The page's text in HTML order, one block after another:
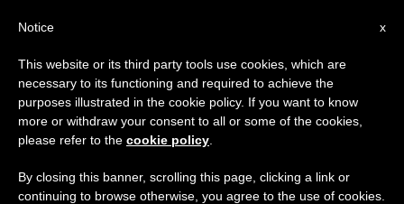
ETIQUETA
Posts Tagged
‘Stanislaw Dziwisz’
×
Aviso importante
Del 27 de julio al 7 de agosto haremos la pausa
anual, aprovechando que en el periodo de verano
se generan menos informaciones y también el
x
Notice
This website or its third party tools use cookies, which are
necessary to its functioning and required to achieve the
purposes illustrated in the cookie policy. If you want to know
more or withdraw your consent to all or some of the cookies,
please refer to the cookie policy
By closing this banner, scrolling this page, clicking a link or
continuing to browse otherwise, you agree to the use of cookies.